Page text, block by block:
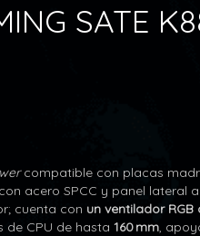
SATE
compatible con placas
con acero SPCC y panel lateral
cuenta con un ventilador RGB
de CPU de hasta 160 mm,